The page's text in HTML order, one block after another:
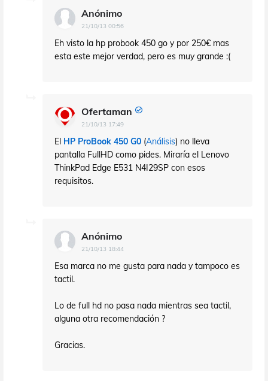
Anónimo
21/10/13 00:56
Eh visto la hp probook 450 go y por 250€ mas
esta este mejor verdad, pero es muy grande :(
Ofertaman
21/10/13 17:49
El HP ProBook 450 G0 (Análisis) no lleva
pantalla FullHD como pides. Miraría el Lenovo
ThinkPad Edge E531 N4I29SP con esos
requisitos.
Anónimo
21/10/13 18:44
Esa marca no me gusta para nada y tampoco es
tactil.
Lo de full hd no pasa nada mientras sea tactil,
alguna otra recomendación ?
Gracias.